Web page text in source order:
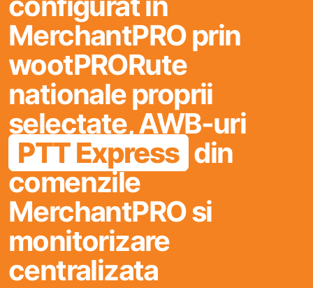
MerchantPRO prin
wootPRORute
nationale proprii
selectate, AWB-uri
PTT Express din
comenzile
MerchantPRO si
monitorizare
centralizata